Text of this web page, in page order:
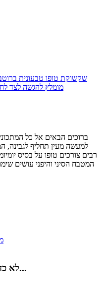
שקשוקת טופו טבעונית
מומלץ להגשה לצד
ברוכים הבאים אל כל
למעשה מעין תחליף לגבינה,
רבים צורכים טופו על בסיס
המטבח הסיני והיפני עושים
לא כדאי לפספס...